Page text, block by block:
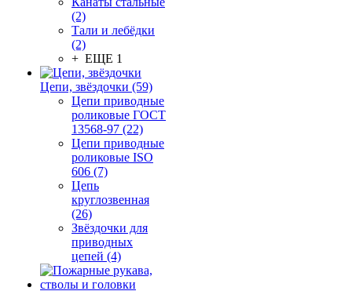
(2)
Тали и лебёдки
(2)
+ ЕЩЕ 1
Цепи, звёздочки (59)
Цепи приводные
роликовые ГОСТ
13568-97 (22)
Цепи приводные
роликовые ISO
606 (7)
Цепь
круглозвенная
(26)
Звёздочки для
приводных
цепей (4)